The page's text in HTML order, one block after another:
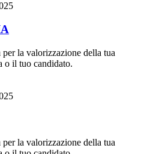
la valorizzazione della tua
o il tuo candidato.
la valorizzazione della tua